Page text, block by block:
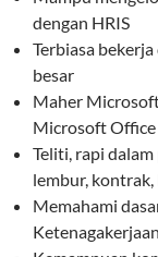
dengan HRIS
Terbiasa
besar
Maher
Microsoft Office
Teliti, rapi
lembur,
Memahami